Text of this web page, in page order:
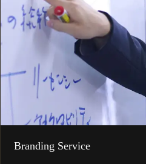
Branding Service